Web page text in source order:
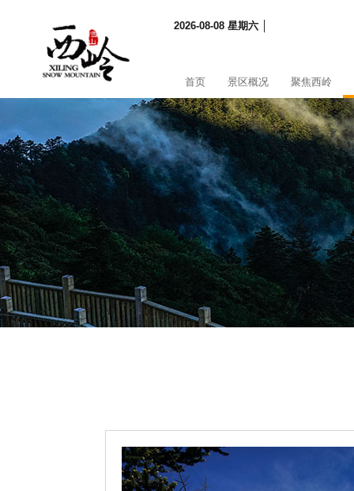
2026-08-08 星期六 │
首页 景区概况 聚焦西岭